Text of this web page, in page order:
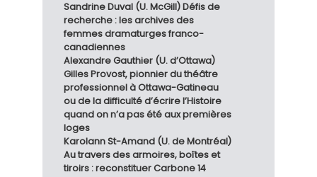
Sandrine Duval (U. McGill) Défis de
recherche : les archives des
femmes dramaturges franco-
canadiennes
Alexandre Gauthier (U. d’Ottawa)
Gilles Provost, pionnier du théâtre
professionnel à Ottawa-Gatineau
ou de la difficulté d’écrire l’Histoire
quand on n’a pas été aux premières
loges
Karolann St-Amand (U. de Montréal)
Au travers des armoires, boîtes et
tiroirs : reconstituer Carbone 14